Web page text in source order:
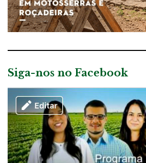
Siga-nos no Facebook